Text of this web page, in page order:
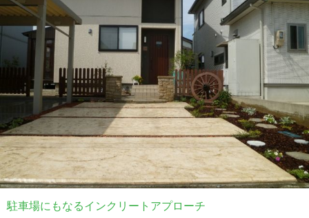
駐車場にもなるインクリートアプローチ